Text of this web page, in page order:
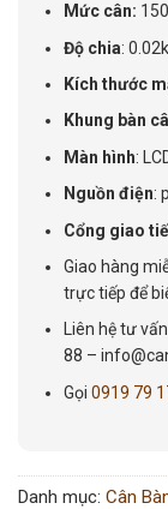
Mức cân:
Độ chia:
Kích thước
Khung bàn
Màn hình:
Nguồn điện:
Cổng giao
Giao hàng
trực tiếp để
Liên hệ tư
88 –
Gọi0919 79
Danh mục: Cân